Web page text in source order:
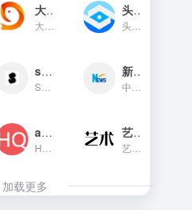
大鱼号官网 头条指数
soogif动图
SOOGIF提供搞笑、表情、美女...
新华网
app图标生成 艺术字体在线生成器
加载更多